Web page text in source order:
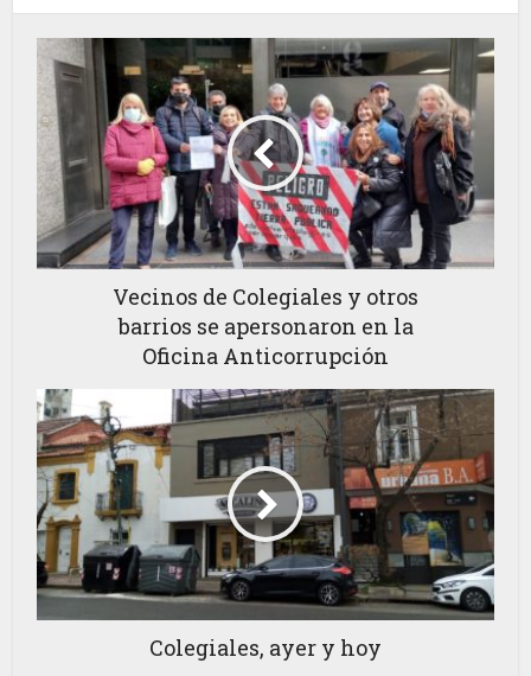
Vecinos de Colegiales y otros
barrios se apersonaron en la
Oficina Anticorrupción
Colegiales, ayer y hoy